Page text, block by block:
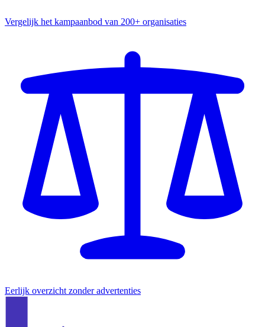
Vergelijk het kampaanbod van 200+ organisaties
Eerlijk overzicht zonder advertenties